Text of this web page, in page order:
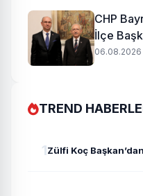
CHP
İlçe
atandı
06.08.2026
TREND
1Zülfi Koç